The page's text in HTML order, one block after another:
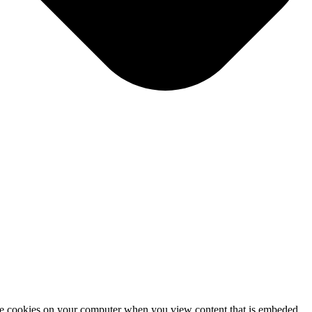
on your computer when you view content that is embeded